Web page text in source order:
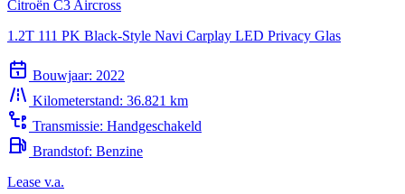
1.2T 111 PK Black-Style Navi Carplay LED Privacy Glas
Kilometerstand:
Transmissie: Handgeschakeld
Brandstof: Benzine
Lease v.a.
€ 287